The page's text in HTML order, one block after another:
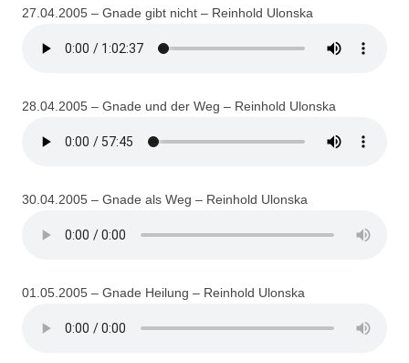
27.04.2005 – Gnade gibt nicht – Reinhold Ulonska
28.04.2005 – Gnade und der Weg – Reinhold Ulonska
30.04.2005 – Gnade als Weg – Reinhold Ulonska
01.05.2005 – Gnade Heilung – Reinhold Ulonska